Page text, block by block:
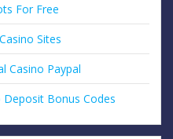
For Free
Sites
Casino Paypal
Deposit Bonus Codes